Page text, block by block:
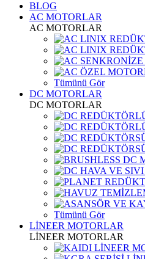
BLOG
AC MOTORLAR
AC MOTORLAR
Tümünü Gör
DC MOTORLAR
DC MOTORLAR
Tümünü Gör
LİNEER MOTORLAR
LİNEER MOTORLAR